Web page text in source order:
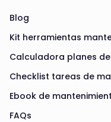
Blog
Kit herramientas
Calculadora planes
Checklist tareas de
Ebook de
FAQs